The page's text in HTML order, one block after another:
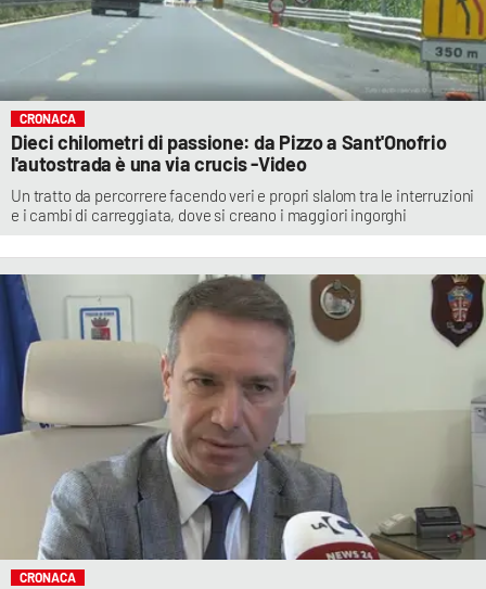
CRONACA
Dieci chilometri di passione: da Pizzo a Sant'Onofrio
l'autostrada è una via crucis -Video
Un tratto da percorrere facendo veri e propri slalom tra le interruzioni
e i cambi di carreggiata, dove si creano i maggiori ingorghi
CRONACA